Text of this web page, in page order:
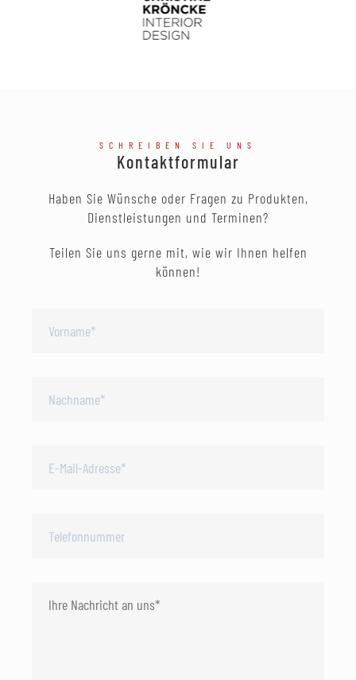
SCHREIBEN SIE UNS
Kontaktformular
Haben Sie Wünsche oder Fragen zu Produkten,
Dienstleistungen und Terminen?
Teilen Sie uns gerne mit, wie wir Ihnen helfen
können!